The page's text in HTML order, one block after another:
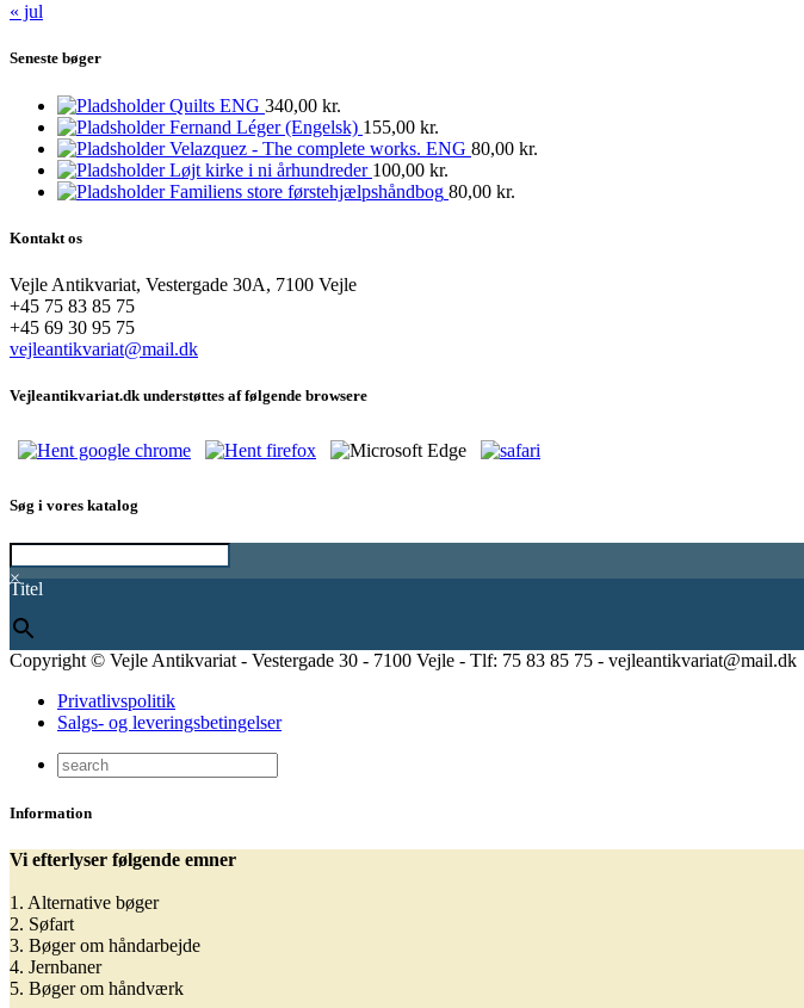
« jul
Seneste bøger
Quilts ENG 340,00 kr.
Fernand Léger (Engelsk) 155,00 kr.
Velazquez - The complete works. ENG 80,00 kr.
Løjt kirke i ni århundreder 100,00 kr.
Familiens store førstehjælpshåndbog 80,00 kr.
Kontakt os
Vejle Antikvariat, Vestergade 30A, 7100 Vejle
+45 75 83 85 75
+45 69 30 95 75
vejleantikvariat@mail.dk
Vejleantikvariat.dk understøttes af følgende browsere
Søg i vores katalog
×
Titel
Copyright © Vejle Antikvariat - Vestergade 30 - 7100 Vejle - Tlf: 75 83 85 75 - vejleantikvariat@mail.dk
Privatlivspolitik
Salgs- og leveringsbetingelser
Information
Vi efterlyser følgende emner
1. Alternative bøger
2. Søfart
3. Bøger om håndarbejde
4. Jernbaner
5. Bøger om håndværk